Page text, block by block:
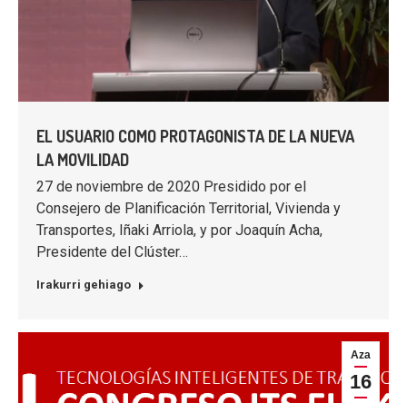
EL USUARIO COMO PROTAGONISTA DE LA NUEVA
LA MOVILIDAD
27 de noviembre de 2020 Presidido por el
Consejero de Planificación Territorial, Vivienda y
Transportes, Iñaki Arriola, y por Joaquín Acha,
Presidente del Clúster…
Irakurri gehiago
Aza
16